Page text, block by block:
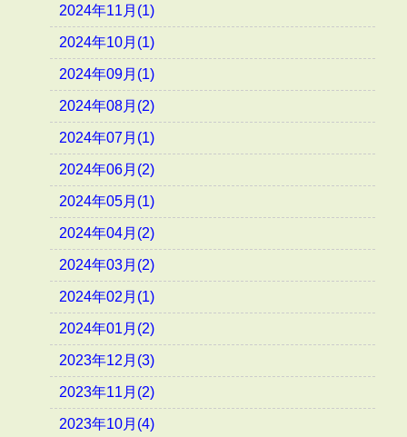
2024年11月(1)
2024年10月(1)
2024年09月(1)
2024年08月(2)
2024年07月(1)
2024年06月(2)
2024年05月(1)
2024年04月(2)
2024年03月(2)
2024年02月(1)
2024年01月(2)
2023年12月(3)
2023年11月(2)
2023年10月(4)